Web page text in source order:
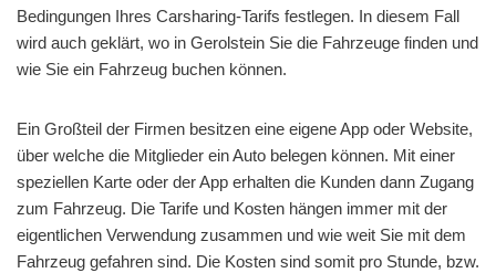
Bedingungen Ihres Carsharing-Tarifs festlegen. In diesem Fall
wird auch geklärt, wo in Gerolstein Sie die Fahrzeuge finden und
wie Sie ein Fahrzeug buchen können.
Ein Großteil der Firmen besitzen eine eigene App oder Website,
über welche die Mitglieder ein Auto belegen können. Mit einer
speziellen Karte oder der App erhalten die Kunden dann Zugang
zum Fahrzeug. Die Tarife und Kosten hängen immer mit der
eigentlichen Verwendung zusammen und wie weit Sie mit dem
Fahrzeug gefahren sind. Die Kosten sind somit pro Stunde, bzw.